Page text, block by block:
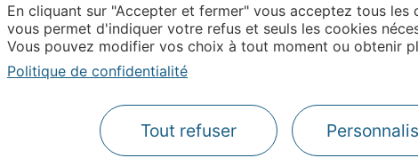
En cliquant sur "Accepter et fermer" vous acceptez tous
vous permet d'indiquer votre refus et seuls les cookies
Vous pouvez modifier vos choix à tout moment ou obtenir
Politique de confidentialité
Tout refuser
Leaflet| Map